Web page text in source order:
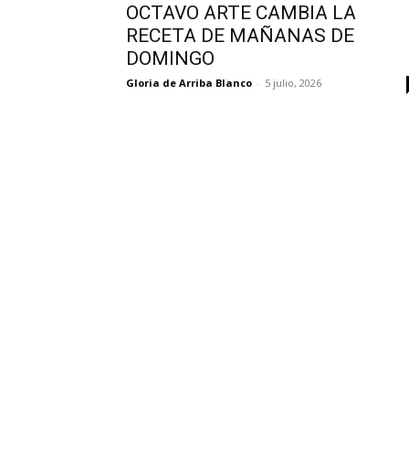
OCTAVO ARTE CAMBIA LA
RECETA DE MAÑANAS DE
DOMINGO
Gloria de Arriba Blanco - 5 julio, 2026